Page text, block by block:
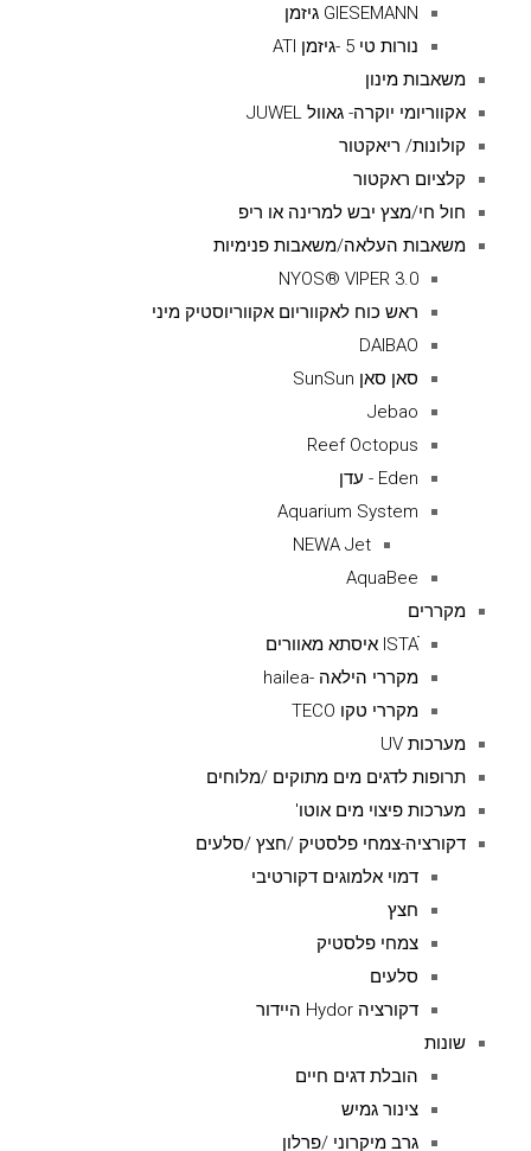
GIESEMANN גיזמן
נורות טי 5 -גיזמן ATI
משאבות מינון
אקווריומי יוקרה- גאוול JUWEL
קולונות/ ריאקטור
קלציום ראקטור
חול חי/מצץ יבש למרינה או ריפ
משאבות העלאה/משאבות פנימיות
NYOS® VIPER 3.0
ראש כוח לאקווריום אקווריוסטיק מיני
DAIBAO
סאן סאן SunSun
Jebao
Reef Octopus
Eden - עדן
Aquarium System
NEWA Jet
AquaBee
מקררים
ISTAׁׂ איסתא מאוורים
מקררי הילאה -hailea
מקררי טקו TECO
מערכות UV
תרופות לדגים מים מתוקים /מלוחים
מערכות פיצוי מים אוטו'
דקורציה-צמחי פלסטיק /חצץ /סלעים
דמוי אלמוגים דקורטיבי
חצץ
צמחי פלסטיק
סלעים
דקורציה Hydor היידור
שונות
הובלת דגים חיים
צינור גמיש
גרב מיקרוני /פרלון